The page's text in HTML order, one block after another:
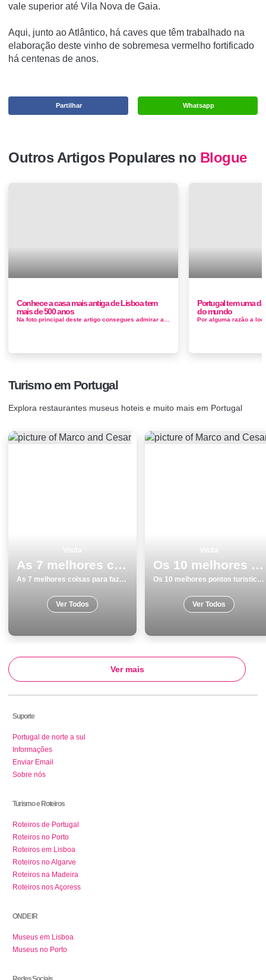
vale superior até Vila Nova de Gaia.
Aqui, junto ao Atlântico, há caves que têm trabalhado na
elaboração deste vinho de sobremesa vermelho fortificado
há centenas de anos.
Whatsapp
Partilhar
Outros Artigos Populares no Blogue
Conhece a casa mais antiga de Lisboa tem
mais de 500 anos
Portugal tem uma
do mundo
Turismo em Portugal
Explora restaurantes museus hoteis e muito mais em Portugal
As 7 melhores coisas para fazer no inverno nas Ilhas dos AÃ§ores
As 7 melhores coisas para fazer no inverno nas Ilhas dos AÃ§ores
Ver Todos
Os 10 melhores pontos turisticos para conhecer e visitar em Monumentos Portalegre
Os 10 melhores pontos turisticos para conhecer e visitar em Monumentos Portalegre
Ver Todos
Ver mais
Suporte
Portugal de norte a sul
Informações
Enviar Email
Sobre nós
Turismo e Roteiros
Roteiros de Portugal
Roteiros no Porto
Roteiros em Lisboa
Roteiros no Algarve
Roteiros na Madeira
Roteiros nos Açoress
ONDE IR
Museus em Lisboa
Museus no Porto